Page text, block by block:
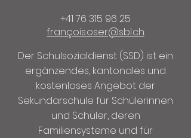
+41 76 315 96 25
françois.oser@sbl.ch
Der Schulsozialdienst (SSD) ist ein
ergänzendes, kantonales und
kostenloses Angebot der
Sekundarschule für Schülerinnen
und Schüler, deren
Familiensysteme und für